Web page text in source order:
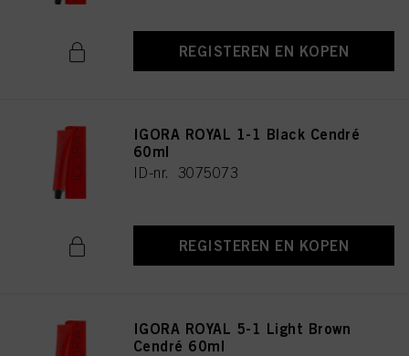
REGISTEREN EN KOPEN
IGORA ROYAL 1-1 Black Cendré
60ml
ID-nr. 3075073
REGISTEREN EN KOPEN
IGORA ROYAL 5-1 Light Brown
Cendré 60ml